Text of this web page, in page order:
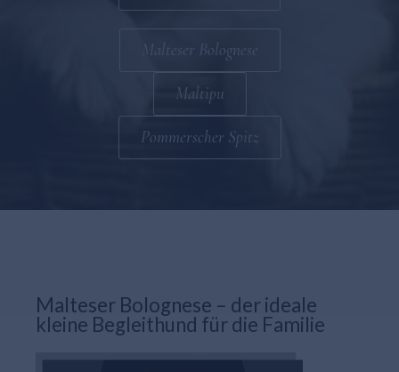
Pommerscher Spitz
Maltipu
Malteser Bolognese
Malteser Bolognese – der ideale
kleine Begleithund für die Familie